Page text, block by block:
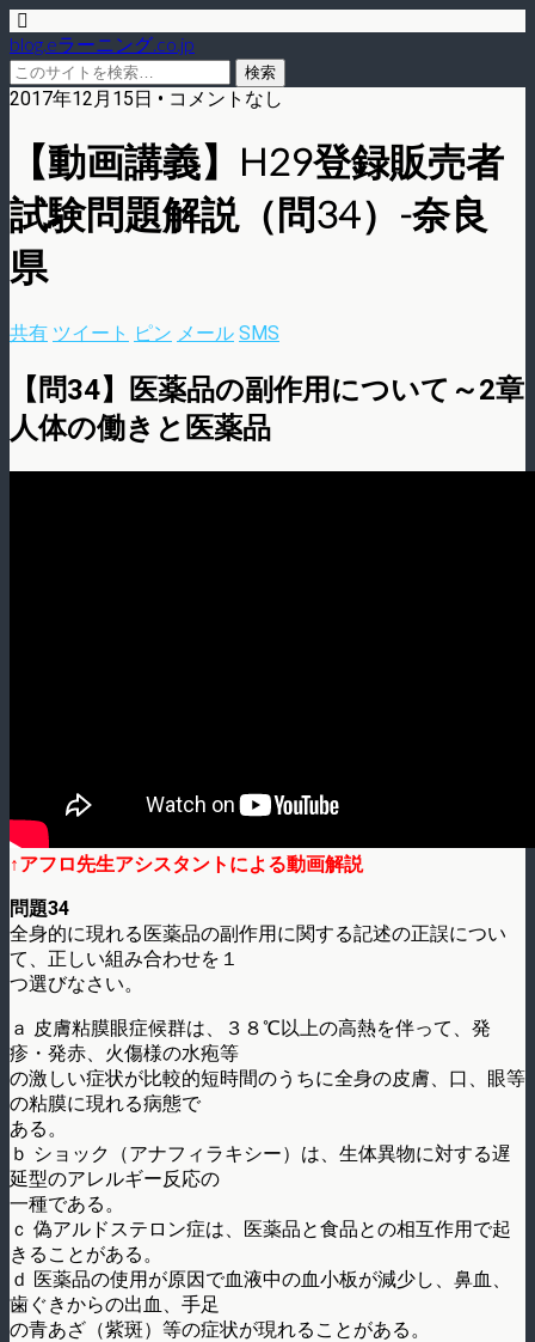
blog.eラーニング.co.jp
2017年12月15日 • コメントなし
【動画講義】H29登録販売者
試験問題解説（問34）-奈良
県
共有 ツイート ピン メール SMS
【問34】医薬品の副作用について～2章
人体の働きと医薬品
↑アフロ先生アシスタントによる動画解説
問題34
全身的に現れる医薬品の副作用に関する記述の正誤につい
て、正しい組み合わせを１
つ選びなさい。
ａ 皮膚粘膜眼症候群は、３８℃以上の高熱を伴って、発
疹・発赤、火傷様の水疱等
の激しい症状が比較的短時間のうちに全身の皮膚、口、眼等
の粘膜に現れる病態で
ある。
ｂ ショック（アナフィラキシー）は、生体異物に対する遅
延型のアレルギー反応の
一種である。
ｃ 偽アルドステロン症は、医薬品と食品との相互作用で起
きることがある。
ｄ 医薬品の使用が原因で血液中の血小板が減少し、鼻血、
歯ぐきからの出血、手足
の青あざ（紫斑）等の症状が現れることがある。